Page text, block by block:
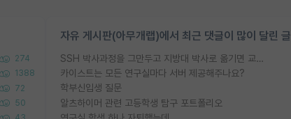
274
1388
72
50
자유 게시판(아무개랩)에서 최근 댓글이 많이 달린 글
SSH 박사과정을 그만두고 지방대 박사로 옮기면 교수의 꿈은 끝일까요?
카이스트는 모든 연구실마다 서버 제공해주나요?
학부신입생 질문
알츠하이머 관련 고등학생 탐구 포트폴리오